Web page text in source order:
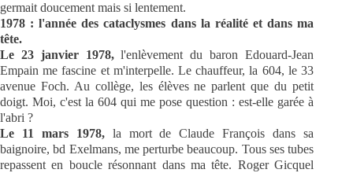
germait doucement mais si lentement.
1978 : l'année des cataclysmes dans la réalité et dans ma
tête.
Le 23 janvier 1978,l'enlèvement du baron Edouard-Jean
Empain me fascine et m'interpelle. Le chauffeur, la 604, le 33
avenue Foch. Au collège, les élèves ne parlent que du petit
doigt. Moi, c'est la 604 qui me pose question : est-elle garée à
l'abri ?
Le 11 mars 1978,la mort de Claude François dans sa
baignoire, bd Exelmans, me perturbe beaucoup. Tous ses tubes
repassent en boucle résonnant dans ma tête. Roger Gicquel